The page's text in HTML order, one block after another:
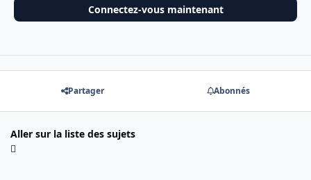
Connectez-vous maintenant
Partager Abonnés
Aller sur la liste des sujets